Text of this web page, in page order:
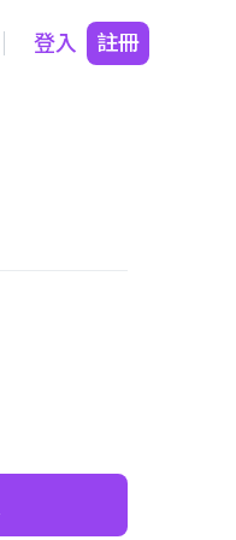
登入 註冊